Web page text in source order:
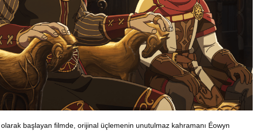
başlayan filmde, orijinal üçlemenin unutulmaz kahramanı Éowyn